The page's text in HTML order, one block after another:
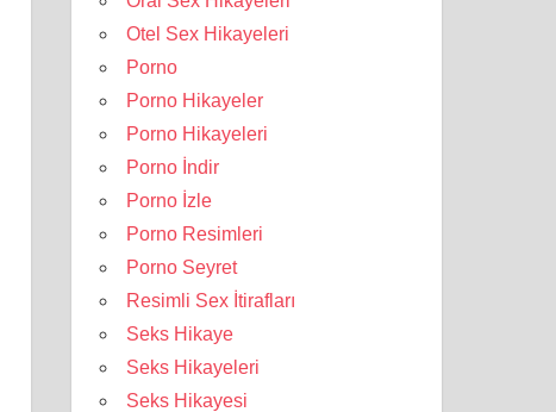
Otel Sex Hikayeleri
Porno
Porno Hikayeler
Porno Hikayeleri
Porno İndir
Porno İzle
Porno Resimleri
Porno Seyret
Resimli Sex İtirafları
Seks Hikaye
Seks Hikayeleri
Seks Hikayesi